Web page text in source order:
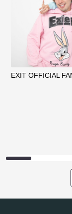
EXIT OFFICIAL